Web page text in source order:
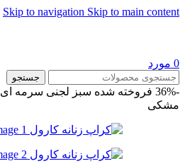
Skip to navigation Skip to main content
0 مورد
جستجو
-36% فروخته شده سبز لجنی سرمه ای
مشکی